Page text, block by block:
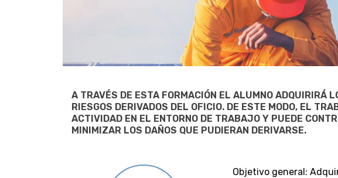
A TRAVÉS DE ESTA FORMACIÓN EL ALUMNO ADQUIRIRÁ
RIESGOS DERIVADOS DEL OFICIO. DE ESTE MODO, EL
ACTIVIDAD EN EL ENTORNO DE TRABAJO Y PUEDE
MINIMIZAR LOS DAÑOS QUE PUDIERAN DERIVARSE.
Objetivo general: